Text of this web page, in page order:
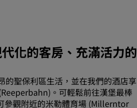
化的客房、充滿活力的
聖保利區生活，並在我們的酒店享
。可輕鬆前往漢堡最棒
參觀附近的米勒體育場 (Millerntor